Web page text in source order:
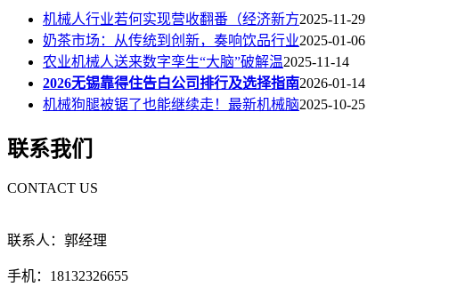
机械人行业若何实现营收翻番（经济新方2025-11-29
奶茶市场：从传统到创新，奏响饮品行业2025-01-06
农业机械人送来数字孪生“大脑”破解温2025-11-14
2026无锡靠得住告白公司排行及选择指南2026-01-14
机械狗腿被锯了也能继续走！最新机械脑2025-10-25
联系我们
CONTACT US
联系人：郭经理
手机：18132326655